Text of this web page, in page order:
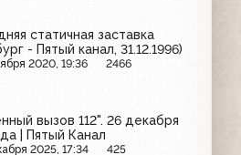
статичная заставка
- Пятый канал, 31.12.1996)
2020, 19:36 2466
вызов 112". 26 декабря
| Пятый Канал
2025, 17:34 425